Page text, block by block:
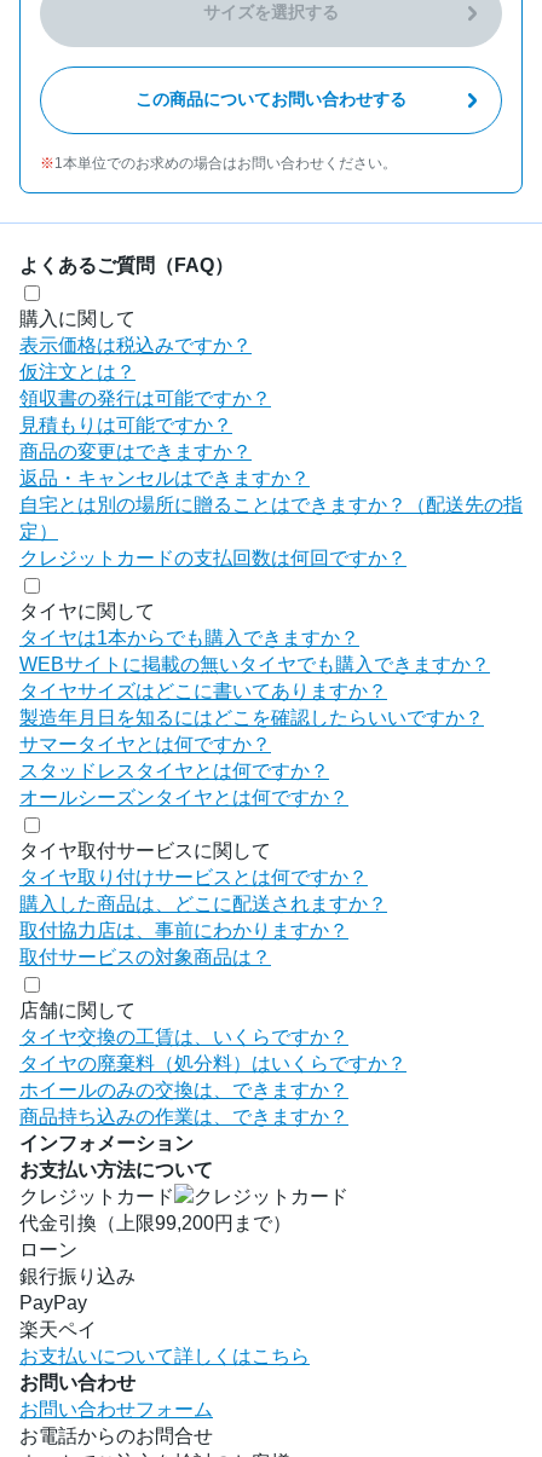
サイズを選択する
この商品についてお問い合わせする
1本単位でのお求めの場合はお問い合わせください。
よくあるご質問（FAQ）
購入に関して
表示価格は税込みですか？
仮注文とは？
領収書の発行は可能ですか？
見積もりは可能ですか？
商品の変更はできますか？
返品・キャンセルはできますか？
自宅とは別の場所に贈ることはできますか？（配送先の指
定）
クレジットカードの支払回数は何回ですか？
タイヤに関して
タイヤは1本からでも購入できますか？
WEBサイトに掲載の無いタイヤでも購入できますか？
タイヤサイズはどこに書いてありますか？
製造年月日を知るにはどこを確認したらいいですか？
サマータイヤとは何ですか？
スタッドレスタイヤとは何ですか？
オールシーズンタイヤとは何ですか？
タイヤ取付サービスに関して
タイヤ取り付けサービスとは何ですか？
購入した商品は、どこに配送されますか？
取付協力店は、事前にわかりますか？
取付サービスの対象商品は？
店舗に関して
タイヤ交換の工賃は、いくらですか？
タイヤの廃棄料（処分料）はいくらですか？
ホイールのみの交換は、できますか？
商品持ち込みの作業は、できますか？
インフォメーション
お支払い方法について
クレジットカード
代金引換（上限99,200円まで）
ローン
銀行振り込み
PayPay
楽天ペイ
お支払いについて詳しくはこちら
お問い合わせ
お問い合わせフォーム
お電話からのお問合せ